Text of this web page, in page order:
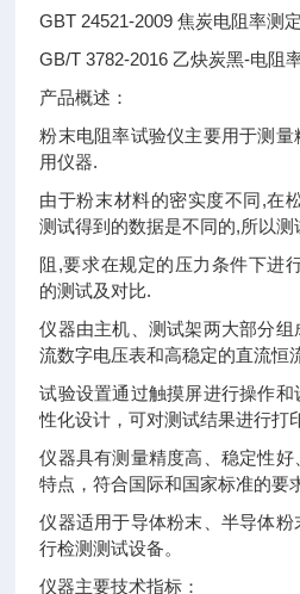
GBT 24521-2009 焦炭电阻率测
GB/T 3782-2016 乙炔炭黑-电阻
产品概述：
粉末电阻率试验仪主要用于测
用仪器.
由于粉末材料的密实度不同,在
测试得到的数据是不同的,所以测
阻,要求在规定的压力条件下进
的测试及对比.
仪器由主机、测试架两大部分
流数字电压表和高稳定的直流恒
试验设置通过触摸屏进行操作和
性化设计，可对测试结果进行打
仪器具有测量精度高、稳定性
特点，符合国际和国家标准的要
仪器适用于导体粉末、半导体
行检测测试设备。
仪器主要技术指标：